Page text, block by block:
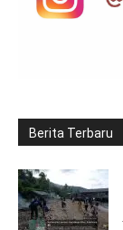
Berita Terbaru